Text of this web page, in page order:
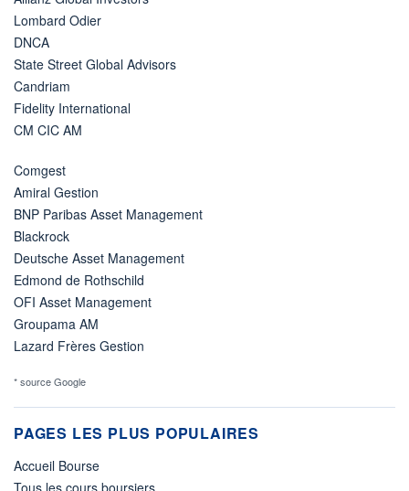
Lombard Odier
DNCA
State Street Global Advisors
Candriam
Fidelity International
CM CIC AM
Comgest
Amiral Gestion
BNP Paribas Asset Management
Blackrock
Deutsche Asset Management
Edmond de Rothschild
OFI Asset Management
Groupama AM
Lazard Frères Gestion
* source Google
PAGES LES PLUS POPULAIRES
Accueil Bourse